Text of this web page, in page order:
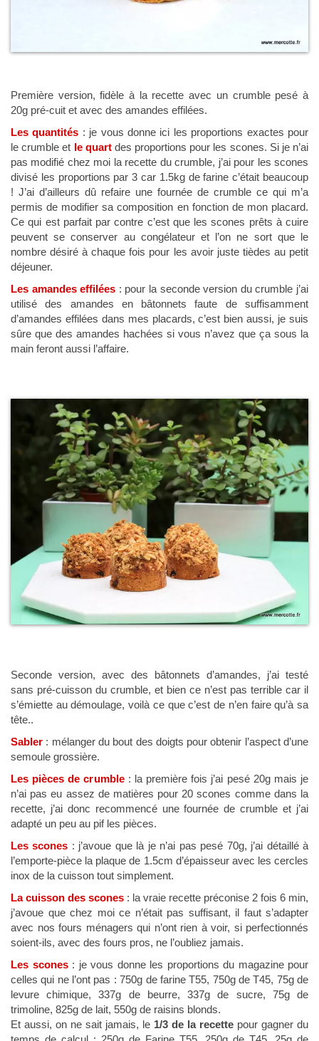
Première version, fidèle à la recette avec un crumble pesé à
20g pré-cuit et avec des amandes effilées.
Les quantités : je vous donne ici les proportions exactes pour
le crumble et le quart des proportions pour les scones. Si je n’ai
pas modifié chez moi la recette du crumble, j’ai pour les scones
divisé les proportions par 3 car 1.5kg de farine c’était beaucoup
! J’ai d’ailleurs dû refaire une fournée de crumble ce qui m’a
permis de modifier sa composition en fonction de mon placard.
Ce qui est parfait par contre c’est que les scones prêts à cuire
peuvent se conserver au congélateur et l’on ne sort que le
nombre désiré à chaque fois pour les avoir juste tièdes au petit
déjeuner.
Les amandes effilées : pour la seconde version du crumble j’ai
utilisé des amandes en bâtonnets faute de suffisamment
d’amandes effilées dans mes placards, c’est bien aussi, je suis
sûre que des amandes hachées si vous n’avez que ça sous la
main feront aussi l’affaire.
Seconde version, avec des bâtonnets d’amandes, j’ai testé
sans pré-cuisson du crumble, et bien ce n’est pas terrible car il
s’émiette au démoulage, voilà ce que c’est de n’en faire qu’à sa
tête..
Sabler : mélanger du bout des doigts pour obtenir l’aspect d’une
semoule grossière.
Les pièces de crumble: la première fois j’ai pesé 20g mais je
n’ai pas eu assez de matières pour 20 scones comme dans la
recette, j’ai donc recommencé une fournée de crumble et j’ai
adapté un peu au pif les pièces.
Les scones : j’avoue que là je n’ai pas pesé 70g, j’ai détaillé à
l’emporte-pièce la plaque de 1.5cm d’épaisseur avec les cercles
inox de la cuisson tout simplement.
La cuisson des scones : la vraie recette préconise 2 fois 6 min,
j’avoue que chez moi ce n’était pas suffisant, il faut s’adapter
avec nos fours ménagers qui n’ont rien à voir, si perfectionnés
soient-ils, avec des fours pros, ne l’oubliez jamais.
Les scones: je vous donne les proportions du magazine pour
celles qui ne l’ont pas : 750g de farine T55, 750g de T45, 75g de
levure chimique, 337g de beurre, 337g de sucre, 75g de
trimoline, 825g de lait, 550g de raisins blonds.
Et aussi, on ne sait jamais, le 1/3 de la recette pour gagner du